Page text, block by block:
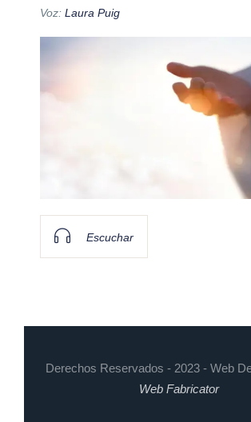
Voz: Laura Puig
Escuchar
Derechos Reservados - 2023 - Web
Web Fabricator